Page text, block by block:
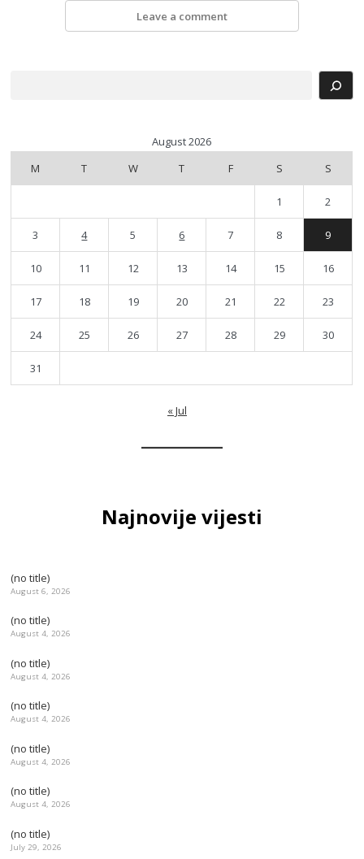
Leave a comment
August 2026
M
T W T F S S
1 2
3 4 5 6 7 8 9
10 11 12 13 14 15 16
17 18 19 20 21 22 23
24 25 26 27 28 29 30
31
« Jul
Najnovije vijesti
(no title)
August 6, 2026
(no title)
August 4, 2026
(no title)
August 4, 2026
(no title)
August 4, 2026
(no title)
August 4, 2026
(no title)
August 4, 2026
(no title)
July 29, 2026